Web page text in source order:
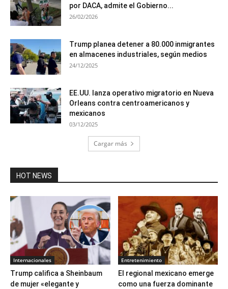
por DACA, admite el Gobierno...
26/02/2026
Trump planea detener a 80.000 inmigrantes
en almacenes industriales, según medios
24/12/2025
EE.UU. lanza operativo migratorio en Nueva
Orleans contra centroamericanos y
mexicanos
03/12/2025
Cargar más
HOT NEWS
Internacionales
Trump califica a Sheinbaum
de mujer «elegante y
Entretenimiento
El regional mexicano emerge
como una fuerza dominante